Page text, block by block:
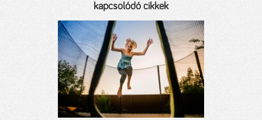
kapcsolódó cikkek